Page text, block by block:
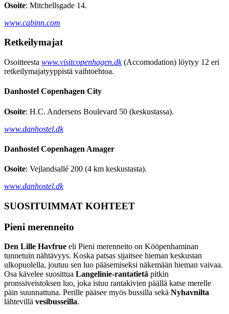
Osoite: Mitchellsgade 14.
www.cabinn.com
Retkeilymajat
Osoitteesta www.visitcopenhagen.dk (Accomodation) löytyy 12 eri
retkeilymajatyyppistä vaihtoehtoa.
Danhostel Copenhagen City
Osoite: H.C. Andersens Boulevard 50 (keskustassa).
www.danhostel.dk
Danhostel Copenhagen Amager
Osoite: Vejlandsallé 200 (4 km keskustasta).
www.danhostel.dk
SUOSITUIMMAT KOHTEET
Pieni merenneito
Den Lille Havfrue eli Pieni merenneito on Kööpenhaminan
tunnetuin nähtävyys. Koska patsas sijaitsee hieman keskustan
ulkopuolella, joutuu sen luo pääsemiseksi näkemään hieman vaivaa.
Osa kävelee suosittua Langelinie-rantatietä pitkin
pronssiveistoksen luo, joka istuu rantakivien päällä katse merelle
päin suunnattuna. Perille pääsee myös bussilla sekä Nyhavnilta
lähtevillä vesibusseilla.